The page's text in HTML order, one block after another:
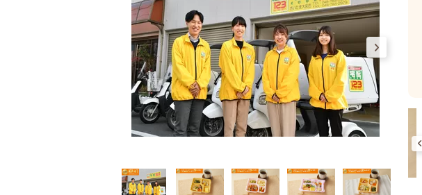
幸たんぱく食
普通食
健康ボリューム食
普通食
朝食（パンセット）